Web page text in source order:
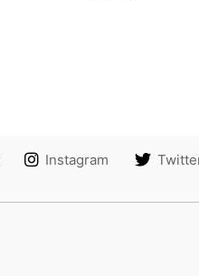
Instagram